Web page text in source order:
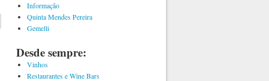
Informação
Quinta Mendes Pereira
Gemelli
Desde sempre:
Vinhos
Restaurantes e Wine Bars